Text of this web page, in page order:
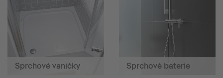
Sprchové vaničky Sprchové baterie